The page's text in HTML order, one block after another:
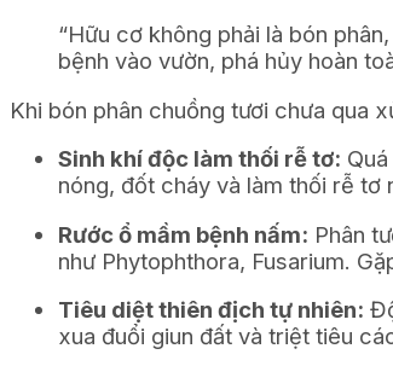
“Hữu cơ không phải là bón
bệnh vào vườn, phá hủy hoàn
Khi bón phân chuồng tươi chưa qua
Sinh khí độc làm thối rễ tơ:
nóng, đốt cháy và làm thối rễ tơ
Rước ổ mầm bệnh nấm: Phân
như Phytophthora, Fusarium.
Tiêu diệt thiên địch tự nhiên:
xua đuổi giun đất và triệt tiêu